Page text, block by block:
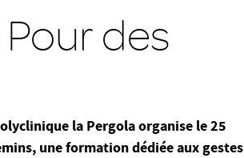
des
la Pergola organise le 25
une formation dédiée aux gestes